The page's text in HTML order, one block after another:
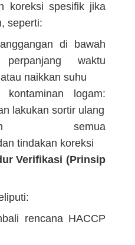
koreksi spesifik jika
seperti:
di bawah
waktu
naikkan suhu
kontaminan logam:
lakukan sortir ulang
semua
tindakan koreksi
Verifikasi (Prinsip
rencana HACCP